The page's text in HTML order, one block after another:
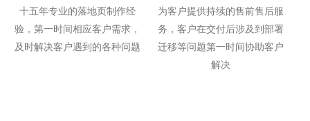
十五年专业的落地页制作经
验，第一时间相应客户需求，
及时解决客户遇到的各种问题
为客户提供持续的售前售后服
务，客户在交付后涉及到部署
迁移等问题第一时间协助客户
解决